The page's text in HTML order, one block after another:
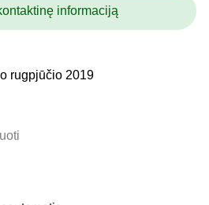
informaciją
rugpjūčio 2019